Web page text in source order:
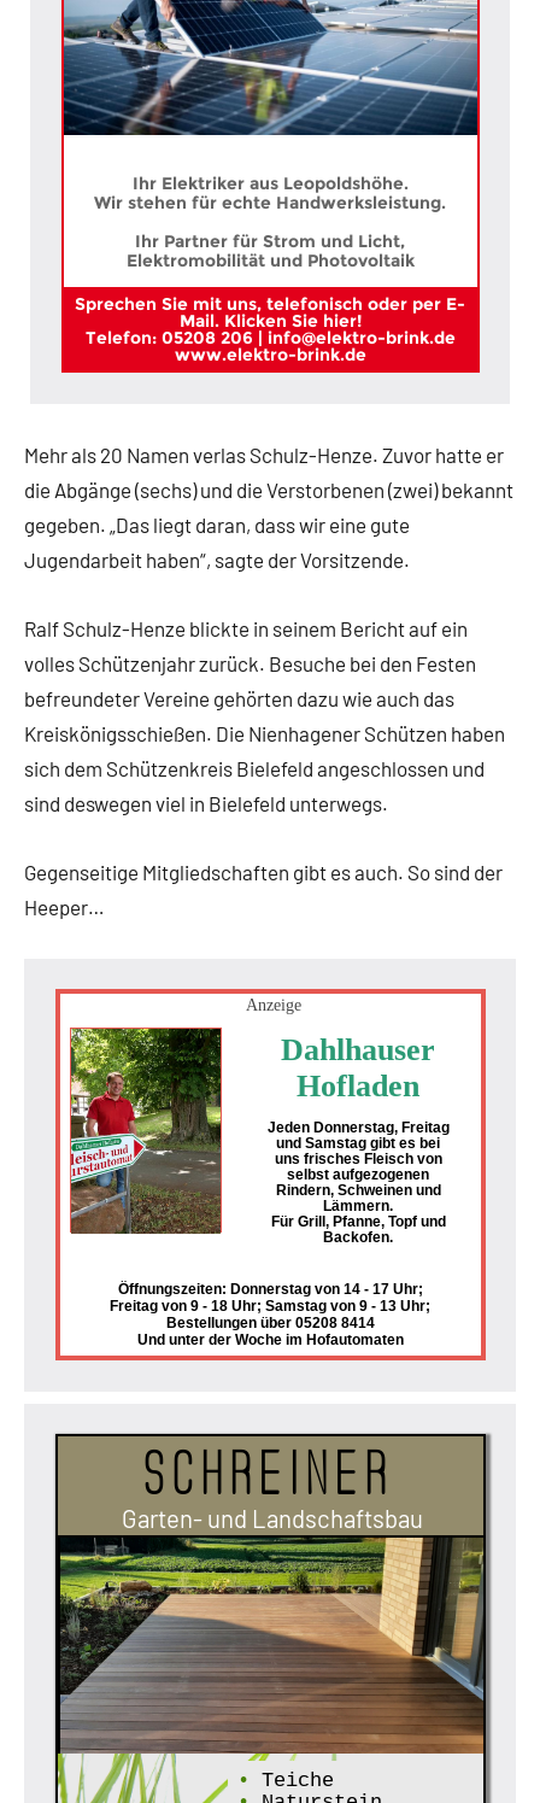
Ihr Elektriker aus Leopoldshöhe.
Wir stehen für echte Handwerksleistung.
Ihr Partner für Strom und Licht,
Elektromobilität und Photovoltaik
Sprechen Sie mit uns, telefonisch oder per E-
Mail. Klicken Sie hier!
Telefon: 05208 206 | info@elektro-brink.de
www.elektro-brink.de
Mehr als 20 Namen verlas Schulz-Henze. Zuvor hatte er
die Abgänge (sechs) und die Verstorbenen (zwei) bekannt
gegeben. „Das liegt daran, dass wir eine gute
Jugendarbeit haben“, sagte der Vorsitzende.
Ralf Schulz-Henze blickte in seinem Bericht auf ein
volles Schützenjahr zurück. Besuche bei den Festen
befreundeter Vereine gehörten dazu wie auch das
Kreiskönigsschießen. Die Nienhagener Schützen haben
sich dem Schützenkreis Bielefeld angeschlossen und
sind deswegen viel in Bielefeld unterwegs.
Gegenseitige Mitgliedschaften gibt es auch. So sind der
Heeper…
Anzeige
Dahlhauser
Hofladen
Jeden Donnerstag, Freitag
und Samstag gibt es bei
uns frisches Fleisch von
selbst aufgezogenen
Rindern, Schweinen und
Lämmern.
Für Grill, Pfanne, Topf und
Backofen.
Öffnungszeiten: Donnerstag von 14 - 17 Uhr;
Freitag von 9 - 18 Uhr; Samstag von 9 - 13 Uhr;
Bestellungen über 05208 8414
Und unter der Woche im Hofautomaten
Schreiner
Garten- und Landschaftsbau
•
Teiche